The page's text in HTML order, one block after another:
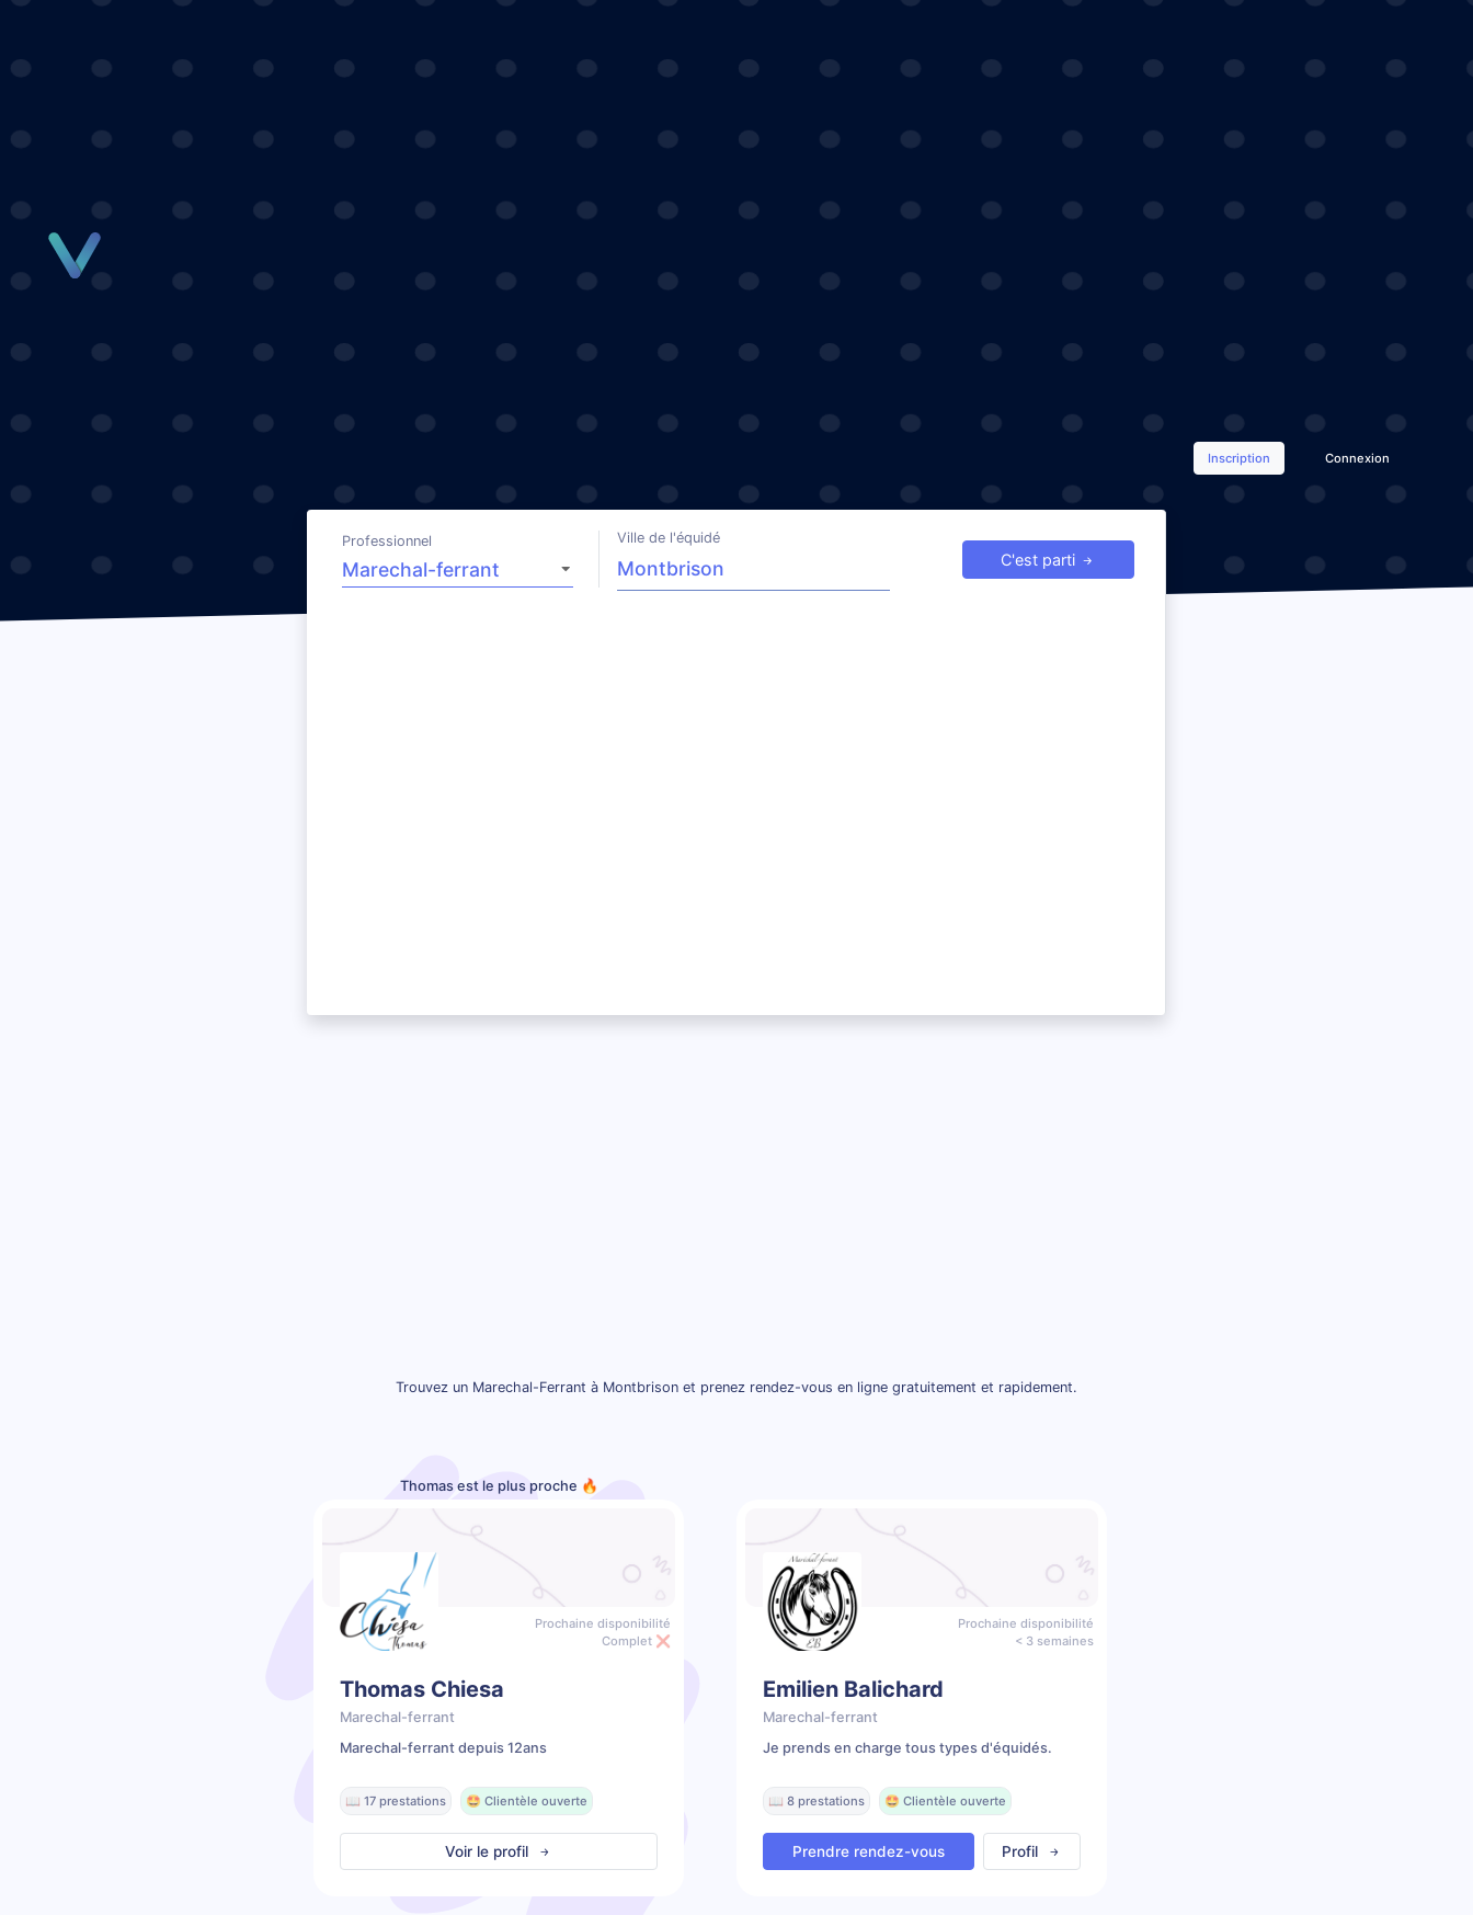
Inscription Connexion
Professionnel Ville de l'équidé
C'est parti
Trouvez un Marechal-Ferrant à Montbrison et prenez rendez-vous en ligne gratuitement et rapidement.
Thomas est le plus proche 🔥
Prochaine disponibilité
Complet ❌
Thomas Chiesa
Marechal-ferrant
Marechal-ferrant depuis 12ans
📖 17 prestations 🤩 Clientèle ouverte
Voir le profil
Prochaine disponibilité
< 3 semaines
Emilien Balichard
Marechal-ferrant
Je prends en charge tous types d'équidés.
📖 8 prestations 🤩 Clientèle ouverte
Prendre rendez-vous Profil